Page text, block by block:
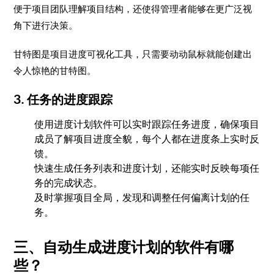
便于项目团队理解项目结构，还使得管理者能够在更广泛视
角下进行决策。
甘特图是项目进度可视化工具，只需要动动鼠标就能创建出
令人惊艳的甘特图。
3. 任务的进度跟踪
使用进度计划软件可以实时跟踪任务进度，确保项目
成员了解项目进度全貌，每个人都在进度条上实时反
馈。
快速生成任务列表和进度计划，还能实时反映每项任
务的完成状态。
及时掌握项目全局，发现和调整任何偏离计划的任
务。
三、自动生成进度计划的软件有哪
些？